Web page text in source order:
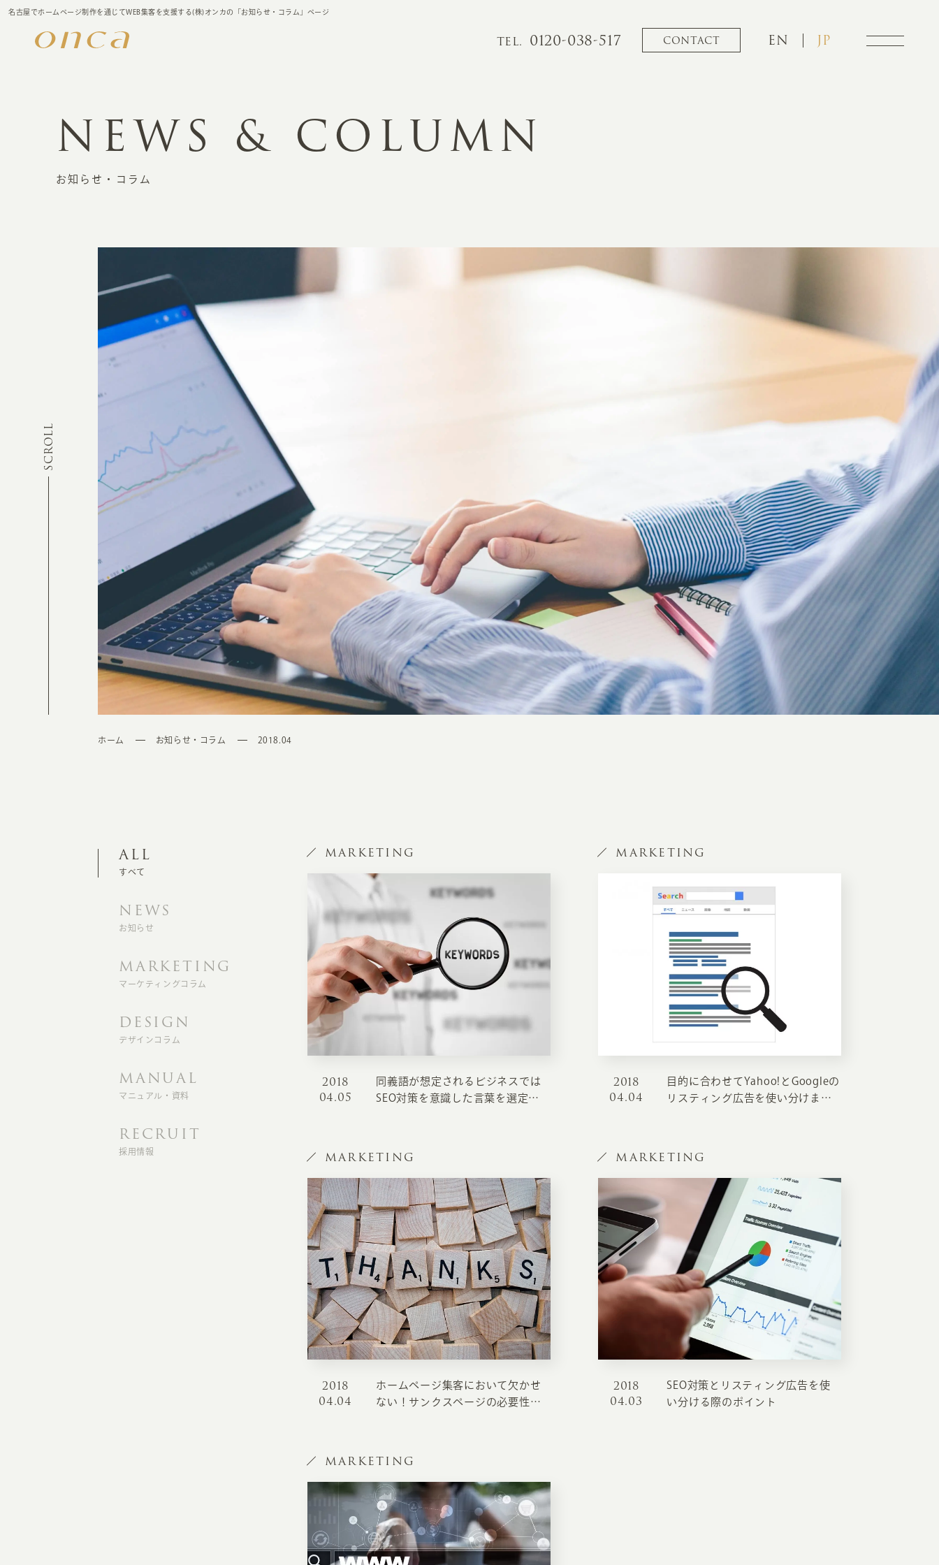
名古屋でホームページ制作を通じてWEB集客を支援する(株)オンカの「お知らせ・コラム」ページ
TEL. 0120-038-517 CONTACT EN JP
INFORMATION
制作実績
ホームページ集客の重要性
よくある質問
お客様の声
ホームページ制作の流れ
CREATION
NEWS & COLUMN
お知らせ・コラム
SCROLL
ホーム お知らせ・コラム 2018.04
ALL
すべて
NEWS
お知らせ
MARKETING
マーケティングコラム
DESIGN
デザインコラム
MANUAL
マニュアル・資料
RECRUIT
採用情報
MARKETING
2018
04.05
同義語が想定されるビジネスでは
SEO対策を意識した言葉を選定し
MARKETING
2018
04.04
目的に合わせてYahoo!とGoogleの
リスティング広告を使い分けまし
MARKETING
2018
04.04
ホームページ集客において欠かせ
ない！サンクスページの必要性と
MARKETING
2018
04.03
SEO対策とリスティング広告を使
い分ける際のポイント
MARKETING